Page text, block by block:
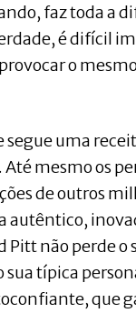
faz toda a
é difícil
o
segue uma
mesmo os
de outros
autêntico,
Pitt não perde o
sua típica
que